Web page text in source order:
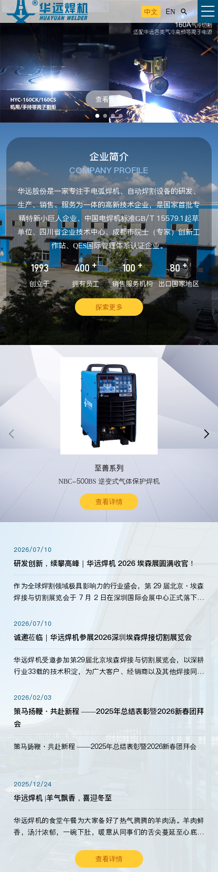
中文 EN 
查看详情
企业简介
COMPANY PROFILE
华远股份是一家专注于电弧焊机、自动焊割设备的研发、
生产、销售、服务为一体的高新技术企业，是国家首批专
精特新小巨人企业、中国电焊机标准GB/T 15579.1起草
单位、四川省企业技术中心、成都市院士（专家）创新工
作站、QES国际管理体系认证企业。
1993
创立于
400 +
拥有员工
100 +
销售服务机构
80 +
出口国家地区
探索更多
至善系列
NBC-500BS 逆变式气体保护焊机
查看详情
 
2026/07/10
研发创新，续攀高峰｜华远焊机 2026 埃森展圆满收官！
作为全球焊割领域极具影响力的行业盛会，第 29 届北京・埃森
焊接与切割展览会于 7 月 2 日在深圳国际会展中心正式落下帷
标准，持之以恒研发新产品、新技术。新老客户、行业伙伴、
海内外客户为目睹公司发布的新产…
2026/07/10
诚邀莅临｜华远焊机参展2026深圳埃森焊接切割展览会
华远焊机受邀参加第29届北京埃森焊接与切割展览会，以深耕
行业33载的技术积淀，为广大客户、经销商以及其他焊接同仁
2026/02/03
策马扬鞭・共赴新程 ——2025年总结表彰暨2026新春团拜
会
策马扬鞭・共赴新程 ——2025年总结表彰暨2026新春团拜会
2025/12/24
华远焊机 |羊气飘香，喜迎冬至
华远焊机的食堂午餐为大家备好了热气腾腾的羊肉汤。羊肉鲜
香，汤汁浓郁，一碗下肚，暖意从同事们的舌尖蔓延至心底。
查看详情